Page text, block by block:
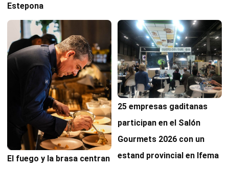
Estepona
El fuego y la brasa centran
25 empresas gaditanas
participan en el Salón
Gourmets 2026 con un
estand provincial en Ifema